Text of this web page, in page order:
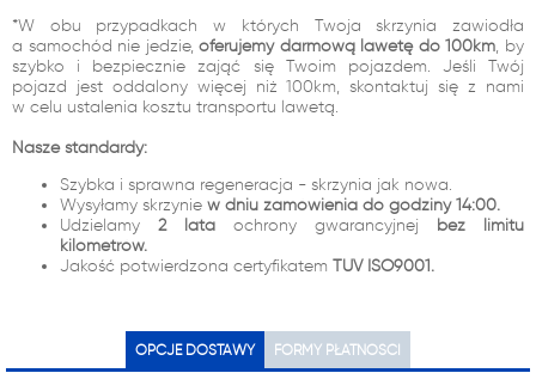
*W obu przypadkach w których Twoja skrzynia zawiodła
a samochód nie jedzie,oferujemy darmową lawetę do 100km, by
szybko i bezpiecznie zająć się Twoim pojazdem. Jeśli Twój
pojazd jest oddalony więcej niż 100km, skontaktuj się z nami
w celu ustalenia kosztu transportu lawetą.
Nasze standardy:
Szybka i sprawna regeneracja - skrzynia jak nowa.
Wysyłamy skrzynie w dniu zamówienia do godziny 14:00.
Udzielamy 2 lata ochrony gwarancyjnej bez limitu
kilometrów.
Jakość potwierdzona certyfikatem TUV ISO9001.
OPCJE DOSTAWY FORMY PŁATNOŚCI